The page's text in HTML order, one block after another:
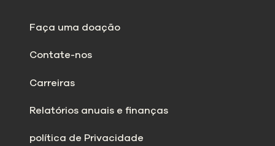
Faça uma doação
Contate-nos
Carreiras
Relatórios anuais e finanças
política de Privacidade